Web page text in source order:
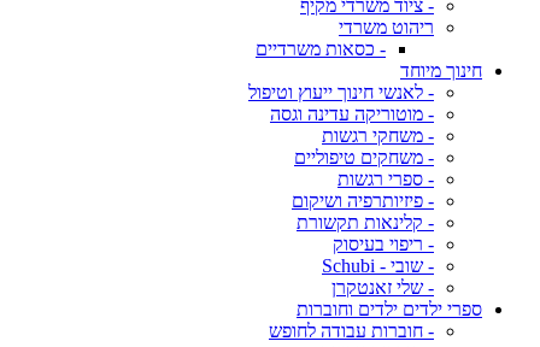
- ציוד משרדי מקיף
ריהוט משרדי
- כסאות משרדיים
חינוך מיוחד
- לאנשי חינוך ייעוץ וטיפול
- מוטוריקה עדינה וגסה
- משחקי רגשות
- משחקים טיפוליים
- ספרי רגשות
- פיזיותרפיה ושיקום
- קלינאות תקשורת
- ריפוי בעיסוק
- שובי - Schubi
- שלי זאנטקרן
ספרי ילדים ילדים וחוברות
- חוברות עבודה לחופש